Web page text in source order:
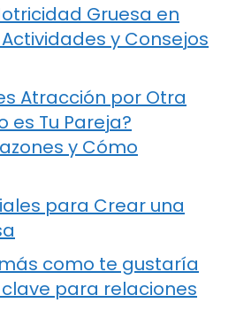
Gruesa en
Actividades y Consejos
Atracción por Otra
es Tu Pareja?
y Cómo
para Crear una
como te gustaría
para relaciones